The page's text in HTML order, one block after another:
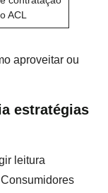
ACL
aproveitar ou
estratégias
leitura